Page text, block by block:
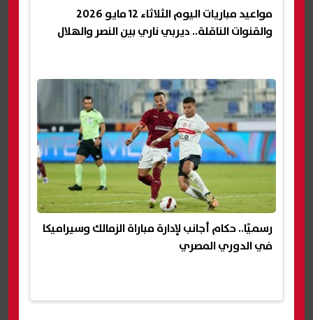
مواعيد مباريات اليوم الثلاثاء 12 مايو 2026
والقنوات الناقلة.. ديربي ناري بين النصر والهلال
رسميًا.. حكام أجانب لإدارة مباراة الزمالك وسيراميكا
في الدوري المصري